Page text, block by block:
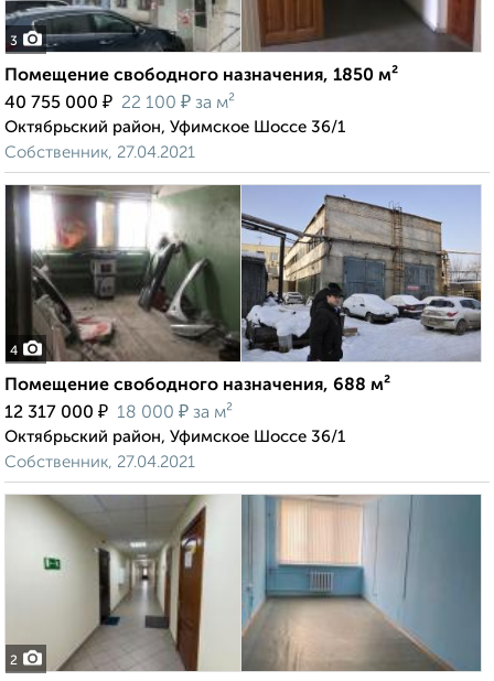
3
Помещение свободного назначения, 1850 м²
40 755 000 ₽ 22 100 ₽ за м²
Октябрьский район, Уфимское Шоссе 36/1
Собственник, 27.04.2021
4
Помещение свободного назначения, 688 м²
12 317 000 ₽ 18 000 ₽ за м²
Октябрьский район, Уфимское Шоссе 36/1
Собственник, 27.04.2021
2